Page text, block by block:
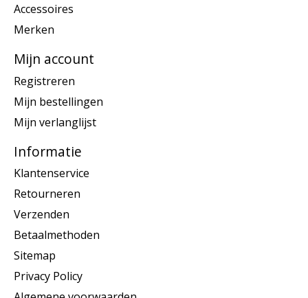
Accessoires
Merken
Mijn account
Registreren
Mijn bestellingen
Mijn verlanglijst
Informatie
Klantenservice
Retourneren
Verzenden
Betaalmethoden
Sitemap
Privacy Policy